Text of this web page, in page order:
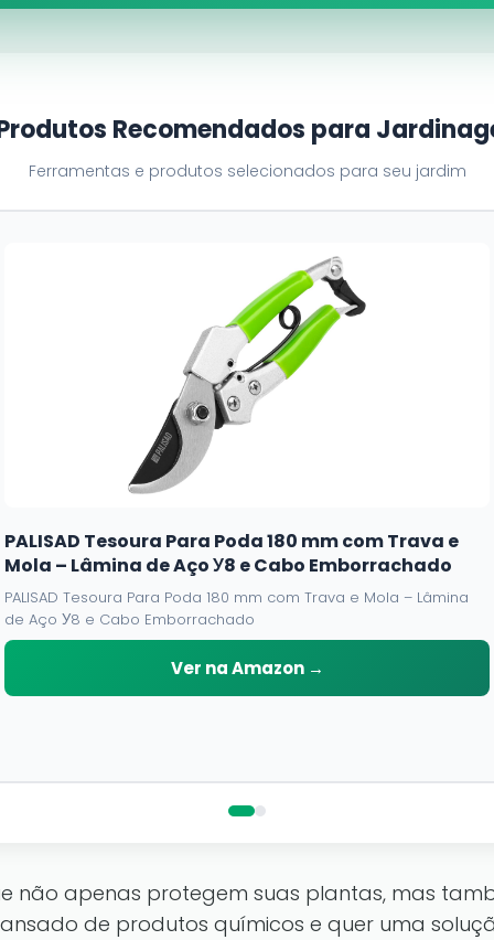
Recomendados para
Ferramentas e produtos selecionados para seu jardim
PALISAD Tesoura Para Poda 180 mm com Trava e
Mola – Lâmina de Aço У8 e Cabo Emborrachado
PALISAD Tesoura Para Poda 180 mm com Trava e Mola – Lâmina
de Aço У8 e Cabo Emborrachado
Ver na Amazon →
não apenas protegem suas plantas, mas
de produtos químicos e quer uma